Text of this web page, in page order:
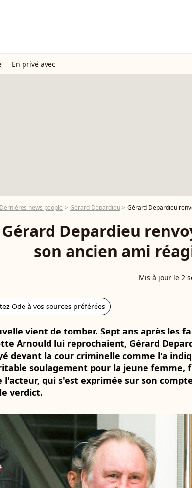
En privé avec
Dernières news people Gérard Depardieu Gérard Depardieu
Gérard Depardieu
son ancien ami
Mis à jour le 2
Ode à vos sources préférées
vient de tomber. Sept ans après les
Arnould lui reprochaient, Gérard
devant la cour criminelle comme l'a
soulagement pour la jeune femme,
l'acteur, qui s'est exprimée sur son
verdict.